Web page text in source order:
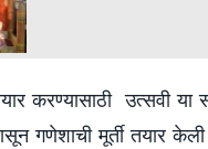
करण्यासाठी उत्सवी
गणेशाची मूर्ती तयार